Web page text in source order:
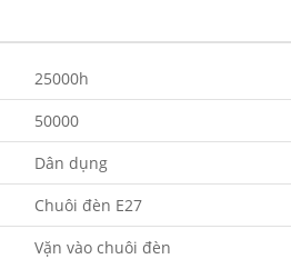
25000h
50000
Dân dụng
Chuôi đèn E27
Vặn vào chuôi đèn